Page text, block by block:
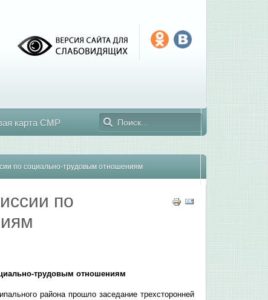
карта СМР
по социально-трудовым отношениям
по
трудовым отношениям
района прошло заседание трехсторонней